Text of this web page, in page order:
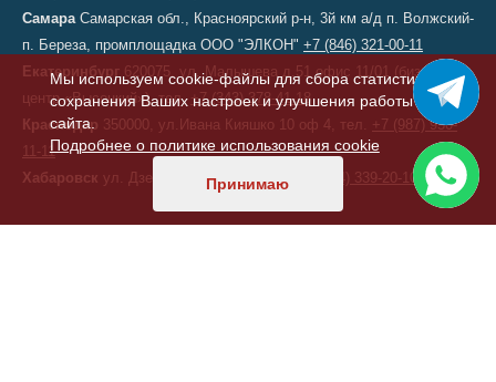
СамараСамарская обл., Красноярский р-н, 3й км а/д п. Волжский-
п. Береза, промплощадка ООО "ЭЛКОН" +7 (846) 321-00-11
Екатеринбург 620075, ул. Малышева д.51 офис 11/01 (бизнес-
центр «Высоцкий»), тел. +7 (343) 378-41-18
Краснодар 350000, ул.Ивана Кияшко 10 оф 4, тел. +7 (987) 950-
11-11
Хабаровск ул. Дзержинского, д. 6, тел. +7 (914) 339-20-10
Мы используем cookie-файлы для сбора статистики,
сохранения Ваших настроек и улучшения работы
сайта.
Подробнее о политике использования cookie
Принимаю